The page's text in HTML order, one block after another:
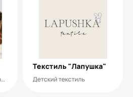
Магазин душевных подарков и игрушек
Текстиль "Лапушка"
Детский текстиль